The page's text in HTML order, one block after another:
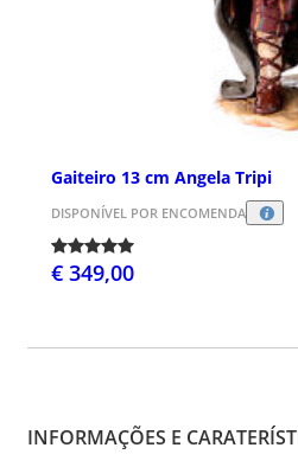
Gaiteiro 13 cm Angela Tripi
DISPONÍVEL POR ENCOMENDA
€ 349,00
INFORMAÇÕES E